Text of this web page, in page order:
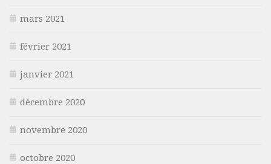
mars 2021
février 2021
janvier 2021
décembre 2020
novembre 2020
octobre 2020